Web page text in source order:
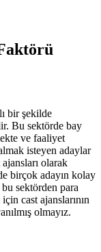
bir şekilde
Bu sektörde bay
ve faaliyet
isteyen adaylar
olarak
birçok adayın kolay
sektörden para
cast ajanslarının
olmayız.